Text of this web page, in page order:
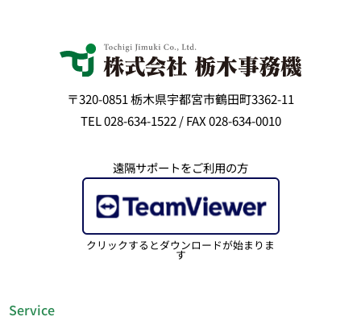
〒320-0851 栃木県宇都宮市鶴田町3362-11
TEL 028-634-1522 / FAX 028-634-0010
遠隔サポートをご利用の方
クリックするとダウンロードが始まりま
す
Service